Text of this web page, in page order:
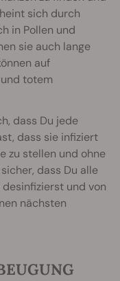
sich durch
in Pollen und
sie auch lange
auf
totem
dass Du jede
dass sie infiziert
zu stellen und ohne
dass Du alle
und von
nächsten